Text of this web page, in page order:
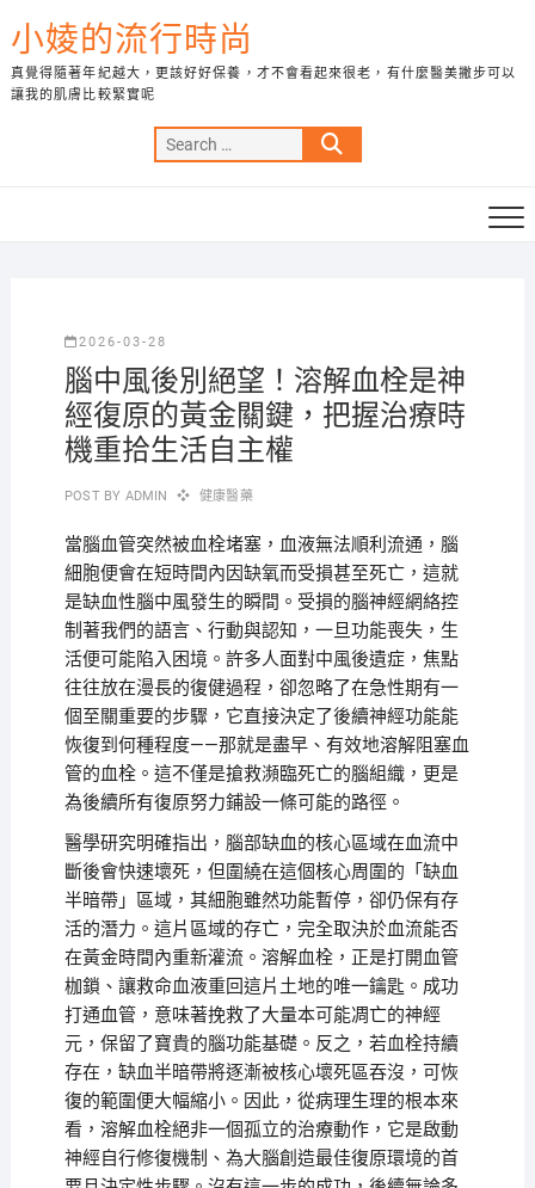
to
content
小婈的流行時尚
真覺得隨著年紀越大，更該好好保養，才不會看起來很老，有什麼醫美撇步可以
讓我的肌膚比較緊實呢
Search
…
2026-03-28
腦中風後別絕望！溶解血栓是神
經復原的黃金關鍵，把握治療時
機重拾生活自主權
POST BY ADMIN 健康醫藥
當腦血管突然被血栓堵塞，血液無法順利流通，腦
細胞便會在短時間內因缺氧而受損甚至死亡，這就
是缺血性腦中風發生的瞬間。受損的腦神經網絡控
制著我們的語言、行動與認知，一旦功能喪失，生
活便可能陷入困境。許多人面對中風後遺症，焦點
往往放在漫長的復健過程，卻忽略了在急性期有一
個至關重要的步驟，它直接決定了後續神經功能能
恢復到何種程度——那就是盡早、有效地溶解阻塞血
管的血栓。這不僅是搶救瀕臨死亡的腦組織，更是
為後續所有復原努力鋪設一條可能的路徑。
醫學研究明確指出，腦部缺血的核心區域在血流中
斷後會快速壞死，但圍繞在這個核心周圍的「缺血
半暗帶」區域，其細胞雖然功能暫停，卻仍保有存
活的潛力。這片區域的存亡，完全取決於血流能否
在黃金時間內重新灌流。溶解血栓，正是打開血管
枷鎖、讓救命血液重回這片土地的唯一鑰匙。成功
打通血管，意味著挽救了大量本可能凋亡的神經
元，保留了寶貴的腦功能基礎。反之，若血栓持續
存在，缺血半暗帶將逐漸被核心壞死區吞沒，可恢
復的範圍便大幅縮小。因此，從病理生理的根本來
看，溶解血栓絕非一個孤立的治療動作，它是啟動
神經自行修復機制、為大腦創造最佳復原環境的首